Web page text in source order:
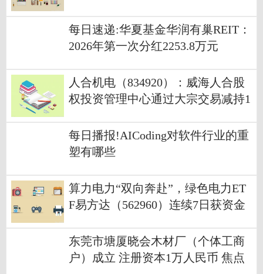
每日速递:华夏基金华润有巢REIT：
2026年第一次分红2253.8万元
人合机电（834920）：威海人合股
权投资管理中心通过大宗交易减持1
每日播报!AICoding对软件行业的重
塑有哪些
算力电力“双向奔赴”，绿色电力ET
F易方达（562960）连续7日获资金
东莞市塘厦晓会木材厂（个体工商
户）成立 注册资本1万人民币 焦点